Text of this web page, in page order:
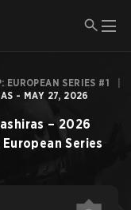
SERIES #1
- MAY 27, 2026
– 2026
Series